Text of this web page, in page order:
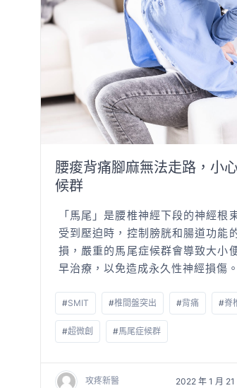
腰痠背痛腳麻無法走路，小
候群
「馬尾」是腰椎神經下段的神經根
受到壓迫時，控制膀胱和腸道功能
損，嚴重的馬尾症候群會導致大小
早治療，以免造成永久性神經損傷。
#SMIT #椎間盤突出 #背痛 #脊
#超微創 #馬尾症候群
攻疼新醫 2022 年 1 月 21